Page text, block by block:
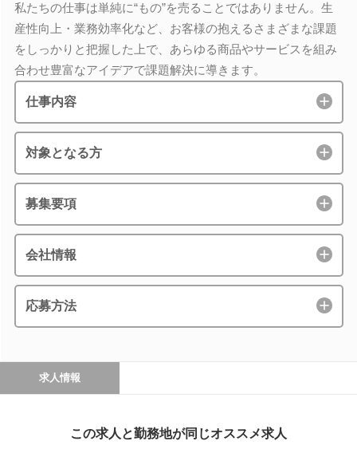
私たちの仕事は単純に“もの”を売ることではありません。生
産性向上・業務効率化など、お客様の抱えるさまざまな課題
をしっかりと把握した上で、あらゆる商品やサービスを組み
合わせ豊富なアイデアで課題解決に導きます。
仕事内容
対象となる方
募集要項
会社情報
応募方法
求人情報
この求人と勤務地が同じオススメ求人